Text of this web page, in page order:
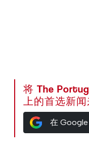
将 The
上的首选新闻
在